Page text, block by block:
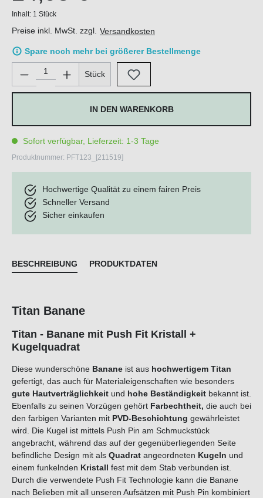
Inhalt: 1 Stück
Preise inkl. MwSt. zzgl. Versandkosten
Spare noch mehr bei größerer Bestellmenge
Produkt Anzahl: Gib den gewünschten Wert ein oder
Stück
IN DEN WARENKORB
Sofort verfügbar, Lieferzeit: 1-3 Tage
Produktnummer: PFT123_[211519]
Hochwertige Qualität zu einem fairen Preis
Schneller Versand
Sicher einkaufen
BESCHREIBUNG PRODUKTDATEN
Titan Banane
Titan - Banane mit Push Fit Kristall +
Kugelquadrat
Diese wunderschöne Banane ist aus hochwertigem Titan
gefertigt, das auch für Materialeigenschaften wie besonders
gute Hautverträglichkeit und hohe Beständigkeit bekannt ist.
Ebenfalls zu seinen Vorzügen gehört Farbechtheit, die auch bei
den farbigen Varianten mit PVD-Beschichtung gewährleistet
wird. Die Kugel ist mittels Push Pin am Schmuckstück
angebracht, während das auf der gegenüberliegenden Seite
befindliche Design mit als Quadrat angeordneten Kugeln und
einem funkelnden Kristall fest mit dem Stab verbunden ist.
Durch die verwendete Push Fit Technologie kann die Banane
nach Belieben mit all unseren Aufsätzen mit Push Pin kombiniert